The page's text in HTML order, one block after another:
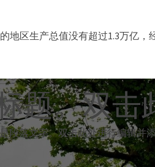
地区生产总值没有超过1.3万亿
题。双击
段落文字。双击此处进行编辑并
题。双击
段落文字。双击此处进行编辑并